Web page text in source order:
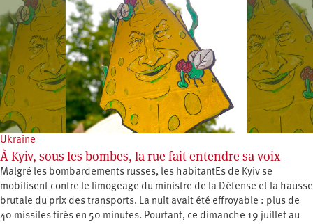
Ukraine
À Kyiv, sous les bombes, la rue fait entendre sa voix
Malgré les bombardements russes, les habitantEs de Kyiv se
mobilisent contre le limogeage du ministre de la Défense et la hausse
brutale du prix des transports. La nuit avait été effroyable : plus de
40 missiles tirés en 50 minutes. Pourtant, ce dimanche 19 juillet au